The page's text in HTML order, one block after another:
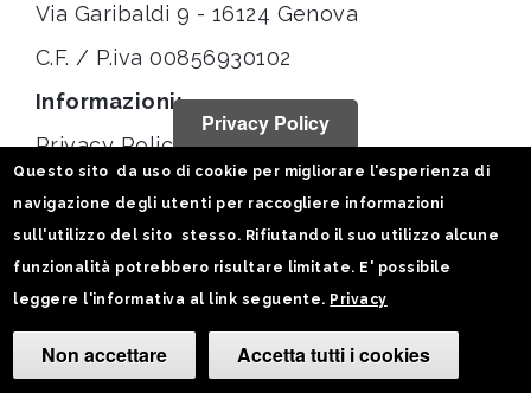
Via Garibaldi 9 - 16124 Genova
C.F. / P.iva 00856930102
Informazioni:
Privacy Policy
Statistiche
Seguici su:
Privacy Policy
Questo sito da uso di cookie per migliorare l'esperienza di
navigazione degli utenti per raccogliere informazioni
sull'utilizzo del sito stesso. Rifiutando il suo utilizzo alcune
funzionalità potrebbero risultare limitate. E' possibile
leggere l'informativa al link seguente. Privacy
Non accettare Accetta tutti i cookies